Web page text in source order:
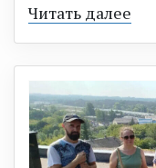
Читать далее